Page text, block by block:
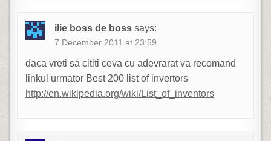
ilie boss de boss says:
7 December 2011 at 23:59
daca vreti sa cititi ceva cu adevrarat va recomand
linkul urmator Best 200 list of invertors
http://en.wikipedia.org/wiki/List_of_inventors